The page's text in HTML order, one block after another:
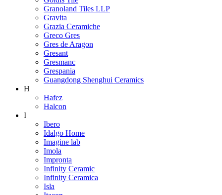
Granoland Tiles LLP
Gravita
Grazia Ceramiche
Greco Gres
Gres de Aragon
Gresant
Gresmanc
Grespania
Guangdong Shenghui Ceramics
H
Hafez
Halcon
I
Ibero
Idalgo Home
Imagine lab
Imola
Impronta
Infinity Ceramic
Infinity Ceramica
Isla